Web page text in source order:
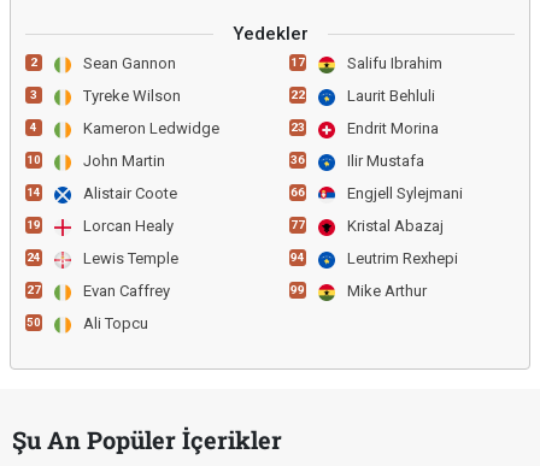
Yedekler
2 Sean Gannon
3 Tyreke Wilson
4 Kameron Ledwidge
10 John Martin
14 Alistair Coote
19 Lorcan Healy
24 Lewis Temple
27 Evan Caffrey
50 Ali Topcu
17 Salifu Ibrahim
22 Laurit Behluli
23 Endrit Morina
36 Ilir Mustafa
66 Engjell Sylejmani
77 Kristal Abazaj
94 Leutrim Rexhepi
99 Mike Arthur
Şu An Popüler İçerikler